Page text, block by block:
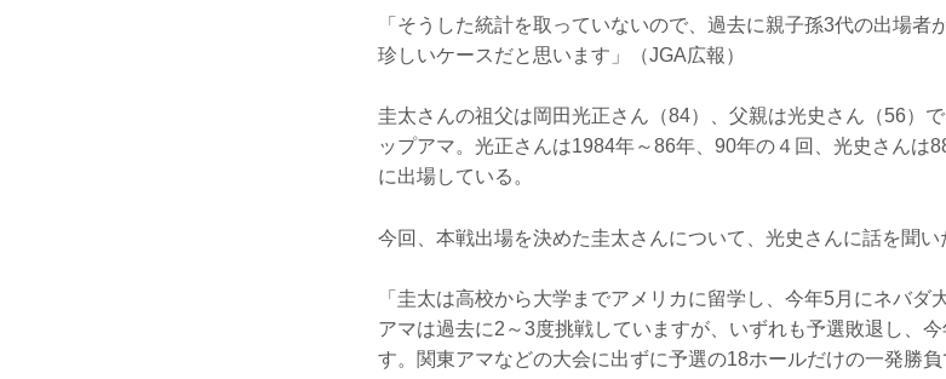
「そうした統計を取っていないので、過去に親子孫3代の出場者
珍しいケースだと思います」（JGA広報）
圭太さんの祖父は岡田光正さん（84）、父親は光史さん（56）
ップアマ。光正さんは1984年～86年、90年の４回、光史さんは
に出場している。
今回、本戦出場を決めた圭太さんについて、光史さんに話を聞い
「圭太は高校から大学までアメリカに留学し、今年5月にネバダ
アマは過去に2～3度挑戦していますが、いずれも予選敗退し、
す。関東アマなどの大会に出ずに予選の18ホールだけの一発勝